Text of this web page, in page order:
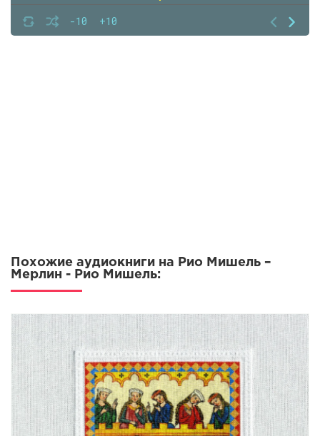
-10 +10
05_Merlin
06_Merlin
Похожие аудиокниги на Рио Мишель –
Мерлин - Рио Мишель: